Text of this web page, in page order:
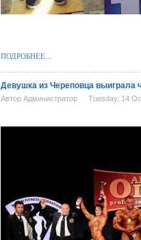
ПОДРОБНЕЕ...
Девушка из Череповца выиграла
Автор Администратор Tuesday, 14